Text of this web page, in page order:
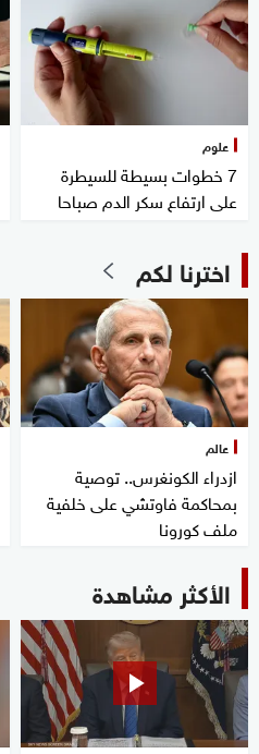
علوم
7 خطوات بسيطة للسيطرة
على ارتفاع سكر الدم صباحا
اخترنا لكم
عالم
ازدراء الكونغرس.. توصية
بمحاكمة فاوتشي على خلفية
ملف كورونا
الأكثر مشاهدة